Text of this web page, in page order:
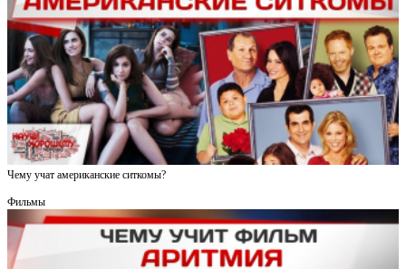
Чему учат американские ситкомы?
Фильмы